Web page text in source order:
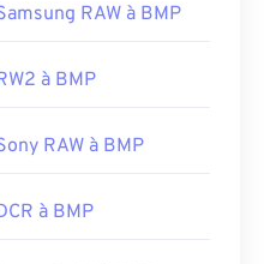
ColorStrokes.
1985
BMP_file_format
RAW à BMP
à BMP
RAW à BMP
à BMP